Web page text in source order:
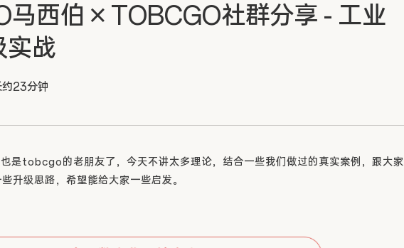
马西伯 × TOBCGO社群分享 - 工业
实战
约23分钟
是tobcgo的老朋友了，今天不讲太多理论，结合一些我们做过的真实案例，跟大家
升级思路，希望能给大家一些启发。